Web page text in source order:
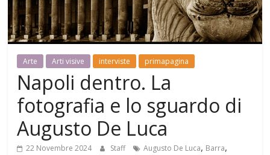
Arte Arti visive interviste primapagina
Napoli dentro. La
fotografia e lo sguardo di
Augusto De Luca
22 Novembre 2024 Staff Augusto De Luca, Barra,